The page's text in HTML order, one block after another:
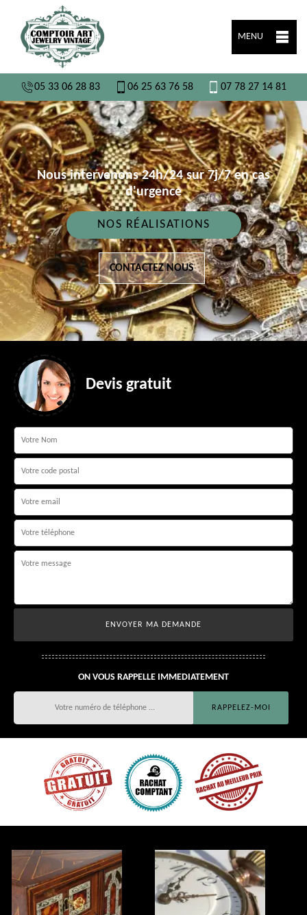
MENU
05 33 06 28 83 06 25 63 76 58 07 78 27 14 81
Nous intervenons 24h/24 sur 7j/7 en cas
d'urgence
NOS RÉALISATIONS
CONTACTEZ NOUS
Devis gratuit
ON VOUS RAPPELLE IMMEDIATEMENT